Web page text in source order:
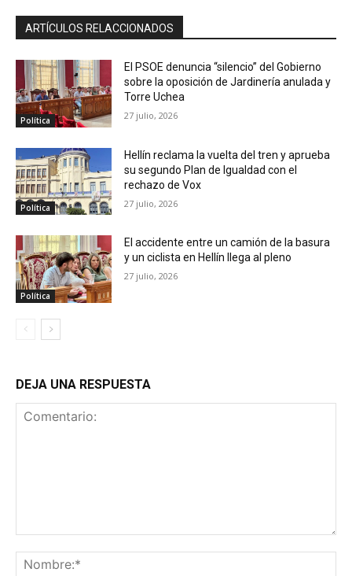
ARTÍCULOS RELACCIONADOS
Política
El PSOE denuncia “silencio” del Gobierno
sobre la oposición de Jardinería anulada y
Torre Uchea
27 julio, 2026
Política
Hellín reclama la vuelta del tren y aprueba
su segundo Plan de Igualdad con el
rechazo de Vox
27 julio, 2026
Política
El accidente entre un camión de la basura
y un ciclista en Hellín llega al pleno
27 julio, 2026
DEJA UNA RESPUESTA